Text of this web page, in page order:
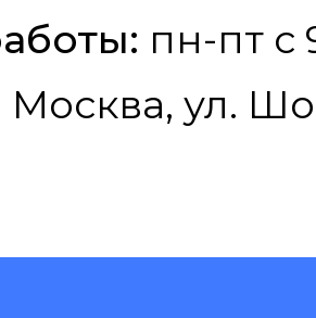
пн-пт с
Москва, ул.